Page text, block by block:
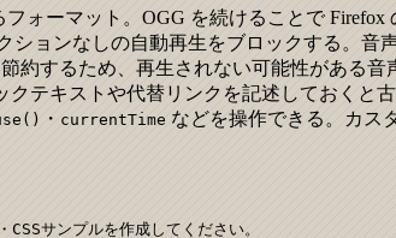
ォーマット。OGG を続けることで Firefox
ションなしの自動再生をブロックする。音
約するため、再生されない可能性がある音
クテキストや代替リンクを記述しておくと
・ currentTime などを操作できる。カス
サンプルを作成してください。